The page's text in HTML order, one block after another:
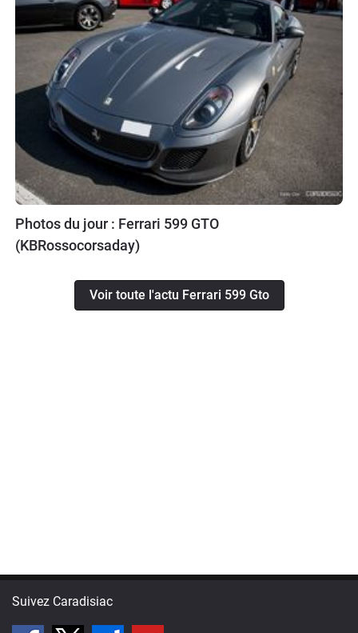
Photos du jour : Ferrari 599 GTO
(KBRossocorsaday)
Voir toute l'actu Ferrari 599 Gto
Suivez Caradisiac